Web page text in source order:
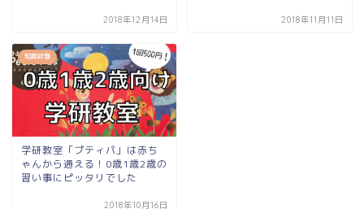
2018年12月14日 2018年11月11日
知育記録
学研教室「プティパ」は赤ち
ゃんから通える！0歳1歳2歳の
習い事にピッタリでした
2018年10月16日